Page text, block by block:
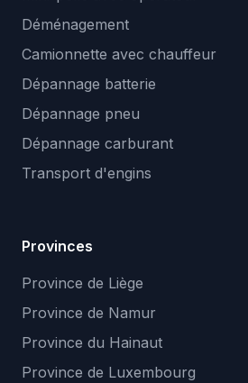
Déménagement
Camionnette avec chauffeur
Dépannage batterie
Dépannage pneu
Dépannage carburant
Transport d'engins
Provinces
Province de Liège
Province de Namur
Province du Hainaut
Province de Luxembourg